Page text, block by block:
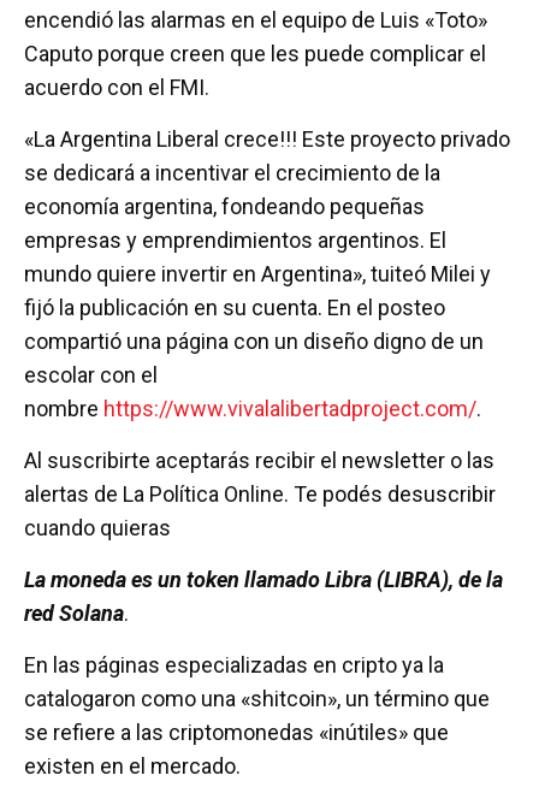
encendió las alarmas en el equipo de Luis «Toto»
Caputo porque creen que les puede complicar el
acuerdo con el FMI.
«La Argentina Liberal crece!!! Este proyecto privado
se dedicará a incentivar el crecimiento de la
economía argentina, fondeando pequeñas
empresas y emprendimientos argentinos. El
mundo quiere invertir en Argentina», tuiteó Milei y
fijó la publicación en su cuenta. En el posteo
compartió una página con un diseño digno de un
escolar con el
nombre https://www.vivalalibertadproject.com/.
Al suscribirte aceptarás recibir el newsletter o las
alertas de La Política Online. Te podés desuscribir
cuando quieras
La moneda es un token llamado Libra (LIBRA), de la
red Solana.
En las páginas especializadas en cripto ya la
catalogaron como una «shitcoin», un término que
se refiere a las criptomonedas «inútiles» que
existen en el mercado.